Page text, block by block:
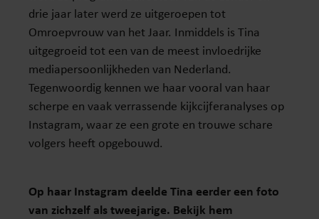
drie jaar later werd ze uitgeroepen tot
Omroepvrouw van het Jaar. Inmiddels is Tina
uitgegroeid tot een van de meest invloedrijke
mediapersoonlijkheden van Nederland.
Tegenwoordig kennen we haar vooral van haar
scherpe en vaak verrassende kijkcijferanalyses op
Instagram, waar ze een grote en trouwe schare
volgers heeft opgebouwd.
Op haar Instagram deelde Tina eerder een foto
van zichzelf als tweejarige. Bekijk hem